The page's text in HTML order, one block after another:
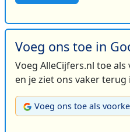
Voeg ons toe in
Voeg AlleCijfers.nl toe
en je ziet ons vaker
Voeg ons toe als